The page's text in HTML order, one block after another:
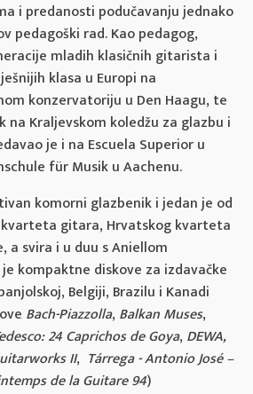
i predanosti podučavanju jednako
pedagoški rad. Kao pedagog,
mladih klasičnih gitarista i
klasa u Europi na
konzervatoriju u Den Haagu, te
Kraljevskom koledžu za glazbu i
je i na Escuela Superior u
für Musik u Aachenu.
komorni glazbenik i jedan je od
kvarteta gitara, Hrvatskog kvarteta
a svira i u duu s Aniellom
kompaktne diskove za izdavačke
Belgiji, Brazilu i Kanadi
Bach-Piazzolla, Balkan Muses,
24 Caprichos de Goya, DEWA,
II, Tárrega - Antonio José –
de la Guitare 94)